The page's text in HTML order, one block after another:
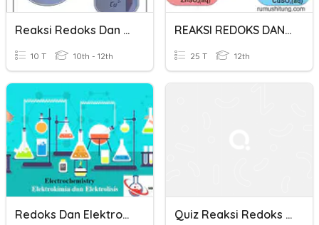
Reaksi Redoks Dan Elektrokimia Untuk SMK TEKIND Kelas X
10 T 10th - 12th
REAKSI REDOKS DAN ELEKTROKIMIA
25 T 12th
Redoks Dan Elektrokimia Quiz Reaksi Redoks Dan Elektrokimia